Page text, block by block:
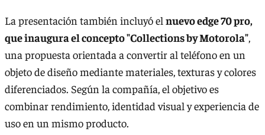
La presentación también incluyó el nuevo edge 70 pro,
que inaugura el concepto "Collections by Motorola",
una propuesta orientada a convertir al teléfono en un
objeto de diseño mediante materiales, texturas y colores
diferenciados. Según la compañía, el objetivo es
combinar rendimiento, identidad visual y experiencia de
uso en un mismo producto.